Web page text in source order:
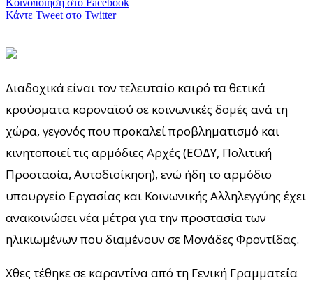
Κάντε Tweet στο Twitter
Διαδοχικά είναι τον τελευταίο καιρό τα θετικά
κρούσματα κοροναϊού σε κοινωνικές δομές ανά τη
χώρα, γεγονός που προκαλεί προβληματισμό και
κινητοποιεί τις αρμόδιες Αρχές (ΕΟΔΥ, Πολιτική
Προστασία, Αυτοδιοίκηση), ενώ ήδη το αρμόδιο
υπουργείο Εργασίας και Κοινωνικής Αλληλεγγύης έχει
ανακοινώσει νέα μέτρα για την προστασία των
ηλικιωμένων που διαμένουν σε Μονάδες Φροντίδας.
Χθες τέθηκε σε καραντίνα από τη Γενική Γραμματεία